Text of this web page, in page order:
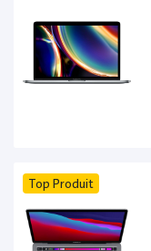
Top Produit